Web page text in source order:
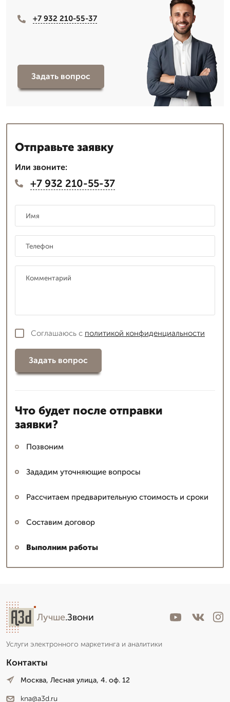
+7 932 210-55-37
Задать вопрос
Отправьте заявку
Или звоните:
+7 932 210-55-37
Соглашаюсь с политикой конфиденциальности
Задать вопрос
Что будет после отправки
заявки?
Позвоним
Зададим уточняющие вопросы
Рассчитаем предварительную стоимость и сроки
Составим договор
Выполним работы
Лучше.Звони
Услуги электронного маркетинга и аналитики
Контакты
Москва, Лесная улица, 4. оф. 12
kna@a3d.ru